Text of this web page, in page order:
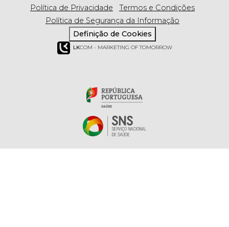
Política de Privacidade
Termos e Condições
Política de Segurança da Informação
Definição de Cookies
LKCOM - MARKETING OF TOMORROW